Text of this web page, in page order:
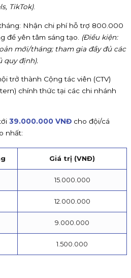
TikTok).
Nhận chi phí hỗ trợ 800.000
để yên tâm sáng tạo.
(Điều kiện:
mới/tháng; tham gia đầy đủ các
quy định).
trở thành Cộng tác viên (CTV)
chính thức tại các chi nhánh
39.000.000 VNĐcho đội/cá
nhất:
Giá trị (VNĐ)
15.000.000
12.000.000
9.000.000
1.500.000